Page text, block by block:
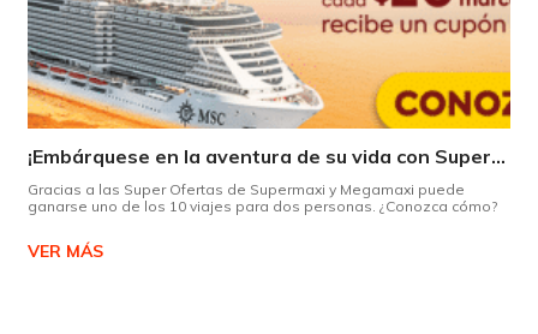
¡Embárquese en la aventura de su vida con Supermaxi!
Gracias a las Super Ofertas de Supermaxi y Megamaxi puede
ganarse uno de los 10 viajes para dos personas. ¿Conozca cómo?
VER MÁS